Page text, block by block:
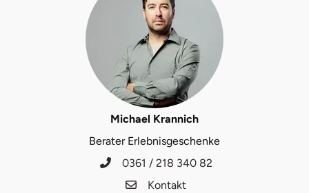
Michael Krannich
Berater Erlebnisgeschenke
0361 / 218 340 82
Kontakt